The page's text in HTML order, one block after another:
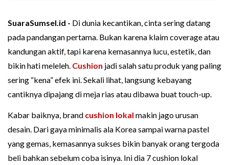
SuaraSumsel.id - Di dunia kecantikan, cinta sering datang
pada pandangan pertama. Bukan karena klaim coverage atau
kandungan aktif, tapi karena kemasannya lucu, estetik, dan
bikin hati meleleh. Cushion jadi salah satu produk yang paling
sering “kena” efek ini. Sekali lihat, langsung kebayang
cantiknya dipajang di meja rias atau dibawa buat touch-up.
Kabar baiknya, brand cushion lokal makin jago urusan
desain. Dari gaya minimalis ala Korea sampai warna pastel
yang gemas, kemasannya sukses bikin banyak orang tergoda
beli bahkan sebelum coba isinya. Ini dia 7 cushion lokal